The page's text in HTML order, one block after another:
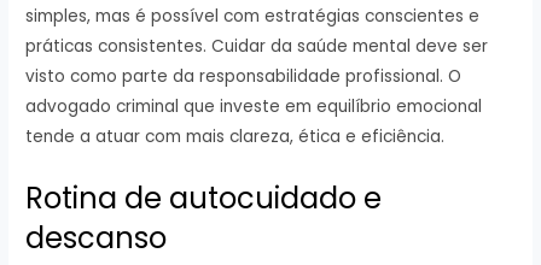
simples, mas é possível com estratégias conscientes e
práticas consistentes. Cuidar da saúde mental deve ser
visto como parte da responsabilidade profissional. O
advogado criminal que investe em equilíbrio emocional
tende a atuar com mais clareza, ética e eficiência.
Rotina de autocuidado e
descanso